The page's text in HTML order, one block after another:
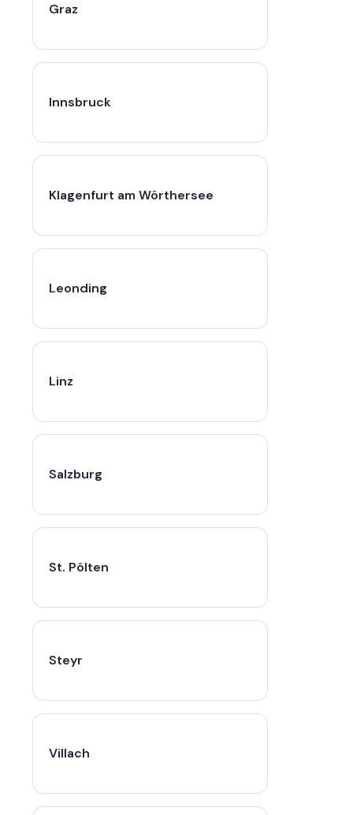
Graz
Innsbruck
Klagenfurt am Wörthersee
Leonding
Linz
Salzburg
St. Pölten
Steyr
Villach